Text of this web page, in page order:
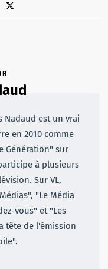
Nadaud est un vrai
en 2010 comme
Génération" sur
à plusieurs
Sur VL,
"Le Média
vous" et "Les
tête de l'émission